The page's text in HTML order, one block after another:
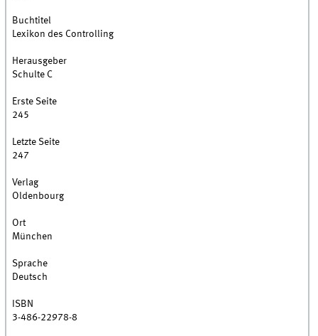
Buchtitel
Lexikon des Controlling
Herausgeber
Schulte C
Erste Seite
245
Letzte Seite
247
Verlag
Oldenbourg
Ort
München
Sprache
Deutsch
ISBN
3-486-22978-8